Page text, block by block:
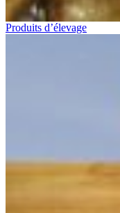
Produits d’élevage